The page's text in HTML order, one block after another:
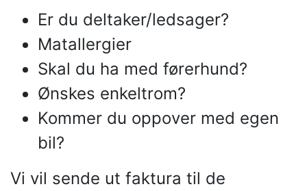
Er du deltaker/ledsager?
Matallergier
Skal du ha med førerhund?
Ønskes enkeltrom?
Kommer du oppover med egen
bil?
Vi vil sende ut faktura til de